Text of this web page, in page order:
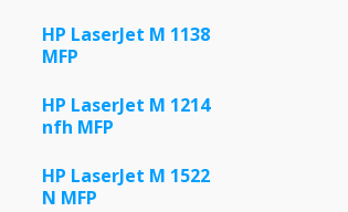
HP LaserJet M 1138
MFP
HP LaserJet M 1214
nfh MFP
HP LaserJet M 1522
N MFP